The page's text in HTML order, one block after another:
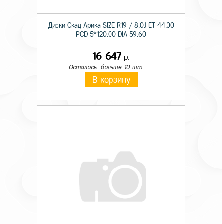
Диски Скад Арика SIZE R19 / 8.0J ET 44.00
PCD 5*120.00 DIA 59.60
16 647 р.
Осталось: больше 10 шт.
В корзину